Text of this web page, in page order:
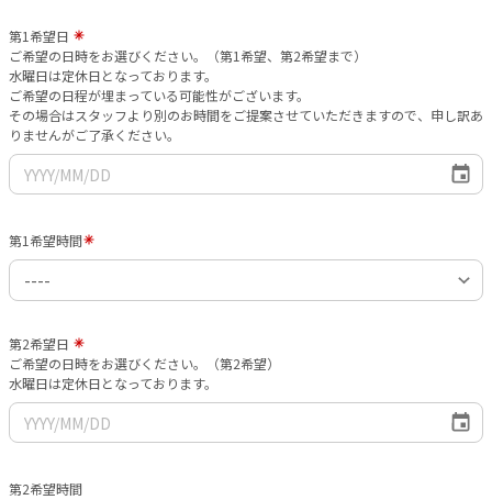
第1希望日
ご希望の日時をお選びください。（第1希望、第2希望まで）
水曜日は定休日となっております。
ご希望の日程が埋まっている可能性がございます。
その場合はスタッフより別のお時間をご提案させていただきますので、申し訳あ
りませんがご了承ください。
第1希望時間
第2希望日
ご希望の日時をお選びください。（第2希望）
水曜日は定休日となっております。
第2希望時間